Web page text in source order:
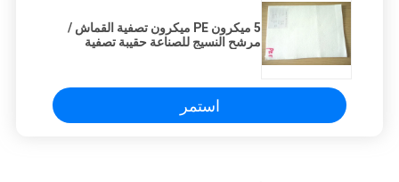
5 ميكرون PE ميكرون تصفية القماش /
مرشح النسيج للصناعة حقيبة تصفية
استمر